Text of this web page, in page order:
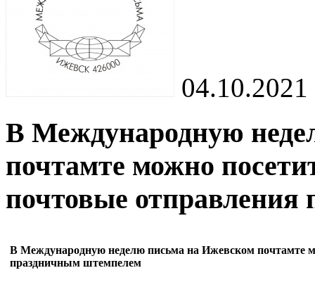
04.10.2021
В Международную
почтамте можно
почтовые
В Международную неделю письма на Ижевском почтамте
праздничным штемпелем